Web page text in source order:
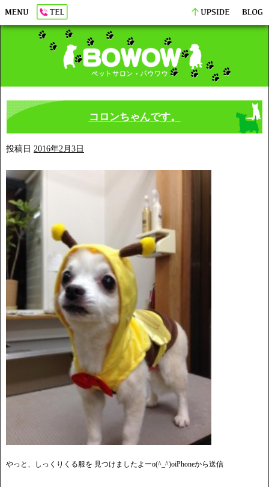
コロンちゃんです。
投稿日 2016年2月3日
やっと、しっくりくる服を 見つけましたよーo(^_^)oiPhoneから送信